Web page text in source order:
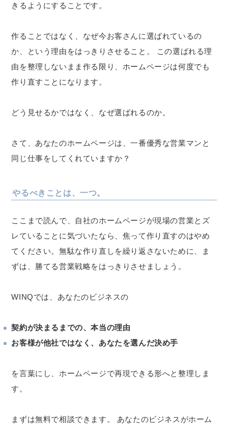
きるようにすることです。
作ることではなく、なぜ今お客さんに選ばれているの
か、という理由をはっきりさせること。 この選ばれる理
由を整理しないまま作る限り、ホームページは何度でも
作り直すことになります。
どう見せるかではなく、なぜ選ばれるのか。
さて、あなたのホームページは、一番優秀な営業マンと
同じ仕事をしてくれていますか？
やるべきことは、一つ。
ここまで読んで、自社のホームページが現場の営業とズ
レていることに気づいたなら、焦って作り直すのはやめ
てください。無駄な作り直しを繰り返さないために、ま
ずは、勝てる営業戦略をはっきりさせましょう。
WINQでは、あなたのビジネスの
契約が決まるまでの、本当の理由
お客様が他社ではなく、あなたを選んだ決め手
を言葉にし、ホームページで再現できる形へと整理しま
す。
まずは無料で相談できます。 あなたのビジネスがホーム